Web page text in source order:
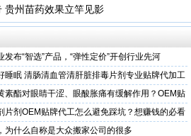
贵州苗药效果立竿见影
发布“智选”产品，“弹性定价”开创行业先河
睡眠 清肠清血管清肝脏排毒片剂专业贴牌代加工
素酯对眼睛干涩、眼酸胀痛有缓解作用？OEM贴
片剂OEM贴牌代工怎么避免踩坑？想赚钱的必看
为什么自称是大众搬家公司的很多